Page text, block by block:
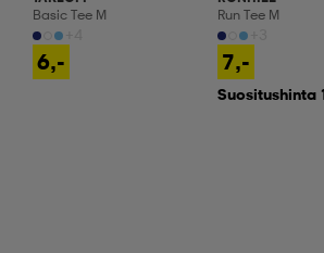
Basic Tee M
6,-
Run Tee M
7,-
Suositushinta